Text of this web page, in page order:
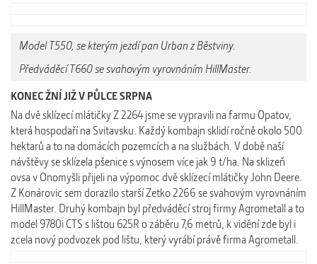
Model T550, se kterým jezdí pan Urban z Běstviny.
Předváděcí T660se svahovým vyrovnáním HillMaster.
KONEC ŽNÍ JIŽ V PŮLCE SRPNA
Na dvě sklízecí mlátičky Z 2264 jsme se vypravili na farmu Opatov,
která hospodaří na Svitavsku. Každý kombajn sklidí ročně okolo 500
hektarů a to na domácích pozemcích a na službách. V době naší
návštěvy se sklízela pšenice s výnosem více jak 9 t/ha. Na sklizeň
ovsa v Onomyšli přijeli na výpomoc dvě sklízecí mlátičky John Deere.
Z Konárovic sem dorazilo starší Zetko 2266 se svahovým vyrovnáním
HillMaster. Druhý kombajn byl předváděcí stroj firmy Agrometall a to
model 9780i CTS s lištou 625R o záběru 7,6 metrů, k vidění zde byl i
zcela nový podvozek pod lištu, který vyrábí právě firma Agrometall.